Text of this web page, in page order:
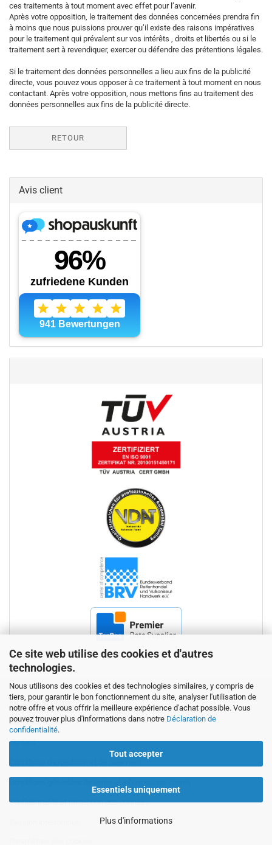
Ce site web utilise des cookies et d'autres
technologies.
Nous utilisons des cookies et des technologies similaires, y compris de
tiers, pour garantir le bon fonctionnement du site, analyser l'utilisation de
notre offre et vous offrir la meilleure expérience d'achat possible. Vous
pouvez trouver plus d'informations dans notre Déclaration de
confidentialité.
Tout accepter
Essentiels uniquement
Plus d'informations
ces traitements à tout moment avec effet pour l’avenir.
Après votre opposition, le traitement des données concernées prendra fin
à moins que nous puissions prouver qu’il existe des raisons impératives
pour le traitement qui prévalent sur vos intérêts , droits et libertés ou si le
traitement sert à revendiquer, exercer ou défendre des prétentions légales.
Si le traitement des données personnelles a lieu aux fins de la publicité
directe, vous pouvez vous opposer à ce traitement à tout moment en nous
contactant. Après votre opposition, nous mettons fins au traitement des
données personnelles aux fins de la publicité directe.
RETOUR
Avis client
EN SAVOIR PLUS...
Mentions légales
Contact
Confidentialité et protection des données